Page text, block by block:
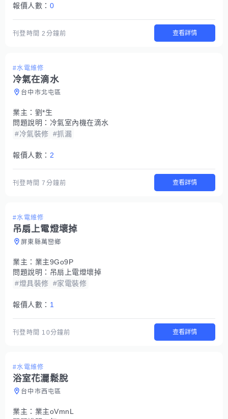
報價人數： 0
刊登時間2分鐘前 查看詳情
#水電維修
冷氣在滴水
台中市北屯區
業主： 劉*生
問題說明： 冷氣室內機在滴水
#冷氣裝修 #抓漏
報價人數： 2
刊登時間7分鐘前 查看詳情
#水電維修
吊扇上電燈壞掉
屏東縣萬巒鄉
業主： 業主9Go9P
問題說明： 吊扇上電燈壞掉
#燈具裝修 #家電裝修
報價人數： 1
刊登時間 10分鐘前 查看詳情
#水電維修
浴室花灑鬆脫
台中市西屯區
業主： 業主oVmnL